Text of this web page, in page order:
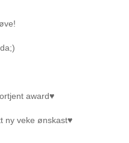
award♥
ny veke ønskast♥